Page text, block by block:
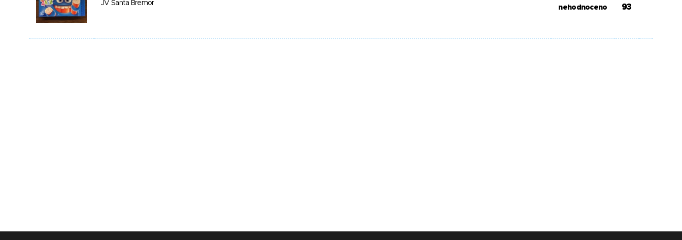
JV Santa Bremor
nehodnoceno 93